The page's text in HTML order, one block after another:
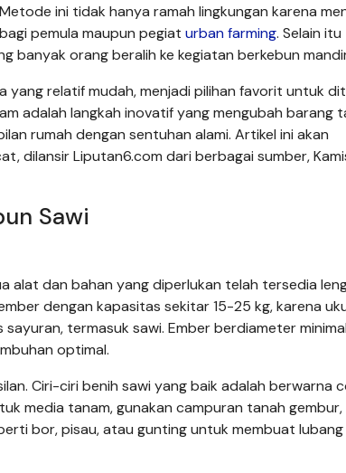
ini tidak hanya ramah lingkungan karena
pemula maupun pegiat urban farming. Selain itu
banyak orang beralih ke kegiatan berkebun
relatif mudah, menjadi pilihan favorit untuk
adalah langkah inovatif yang mengubah barang
rumah dengan sentuhan alami. Artikel ini akan
dilansir Liputan6.com dari berbagai sumber,
Sawi
alat dan bahan yang diperlukan telah tersedia
dengan kapasitas sekitar 15-25 kg, karena
termasuk sawi. Ember berdiameter
optimal.
Ciri-ciri benih sawi yang baik adalah berwarna
media tanam, gunakan campuran tanah gembur,
bor, pisau, atau gunting untuk membuat lubang